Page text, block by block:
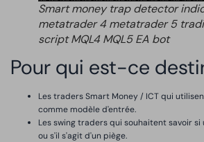
Smart money trap detector
metatrader 4 metatrader 5
script MQL4 MQL5 EA bot
Pour qui est-ce
Les traders Smart Money / ICT qui
comme modèle d'entrée.
Les swing traders qui souhaitent savoir
ou s'il s'agit d'un piège.